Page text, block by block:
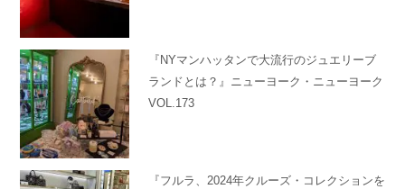
『NYマンハッタンで大流行のジュエリーブ
ランドとは？』ニューヨーク・ニューヨーク
VOL.173
『フルラ、2024年クルーズ・コレクションを